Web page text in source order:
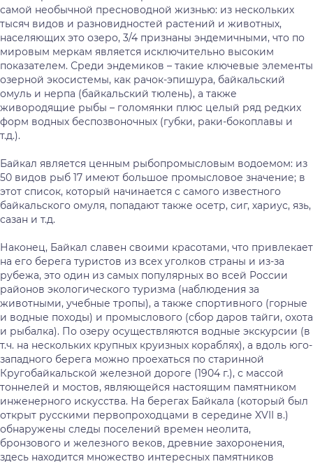
самой необычной пресноводной жизнью: из нескольких
тысяч видов и разновидностей растений и животных,
населяющих это озеро, 3/4 признаны эндемичными, что по
мировым меркам является исключительно высоким
показателем. Среди эндемиков – такие ключевые элементы
озерной экосистемы, как рачок-эпишура, байкальский
омуль и нерпа (байкальский тюлень), а также
живородящие рыбы – голомянки плюс целый ряд редких
форм водных беспозвоночных (губки, раки-бокоплавы и
т.д.).
Байкал является ценным рыбопромысловым водоемом: из
50 видов рыб 17 имеют большое промысловое значение; в
этот список, который начинается с самого известного
байкальского омуля, попадают также осетр, сиг, хариус, язь,
сазан и т.д.
Наконец, Байкал славен своими красотами, что привлекает
на его берега туристов из всех уголков страны и из-за
рубежа, это один из самых популярных во всей России
районов экологического туризма (наблюдения за
животными, учебные тропы), а также спортивного (горные
и водные походы) и промыслового (сбор даров тайги, охота
и рыбалка). По озеру осуществляются водные экскурсии (в
т.ч. на нескольких крупных круизных кораблях), а вдоль юго-
западного берега можно проехаться по старинной
Кругобайкальской железной дороге (1904 г.), с массой
тоннелей и мостов, являющейся настоящим памятником
инженерного искусства. На берегах Байкала (который был
открыт русскими первопроходцами в середине XVII в.)
обнаружены следы поселений времен неолита,
бронзового и железного веков, древние захоронения,
здесь находится множество интересных памятников